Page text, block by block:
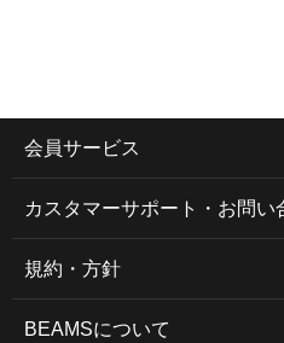
会員サービス
カスタマーサポート・お問い
規約・方針
BEAMSについて